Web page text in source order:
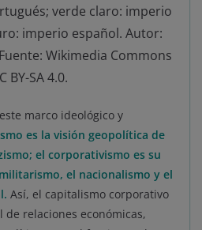
verde claro: imperio
imperio español. Autor:
Wikimedia Commons
BY-SA 4.0.
marco ideológico y
es la visión geopolítica de
el corporativismo es su
el nacionalismo y el
Así, el capitalismo corporativo
de relaciones económicas,